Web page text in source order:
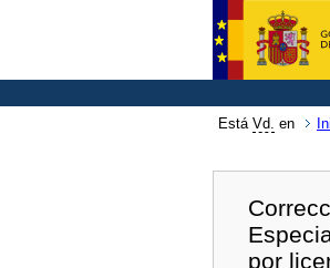
Está Vd. en
por